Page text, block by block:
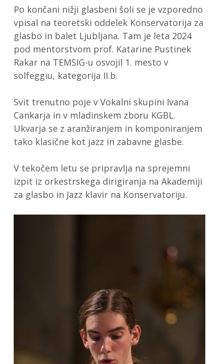
Po končani nižji glasbeni šoli se je vzporedno
vpisal na teoretski oddelek Konservatorija za
glasbo in balet Ljubljana. Tam je leta 2024
pod mentorstvom prof. Katarine Pustinek
Rakar na TEMSIG-u osvojil 1. mesto v
solfeggiu, kategorija II.b.
Svit trenutno poje v Vokalni skupini Ivana
Cankarja in v mladinskem zboru KGBL.
Ukvarja se z aranžiranjem in komponiranjem
tako klasične kot jazz in zabavne glasbe.
V tekočem letu se pripravlja na sprejemni
izpit iz orkestrskega dirigiranja na Akademiji
za glasbo in Jazz klavir na Konservatoriju.